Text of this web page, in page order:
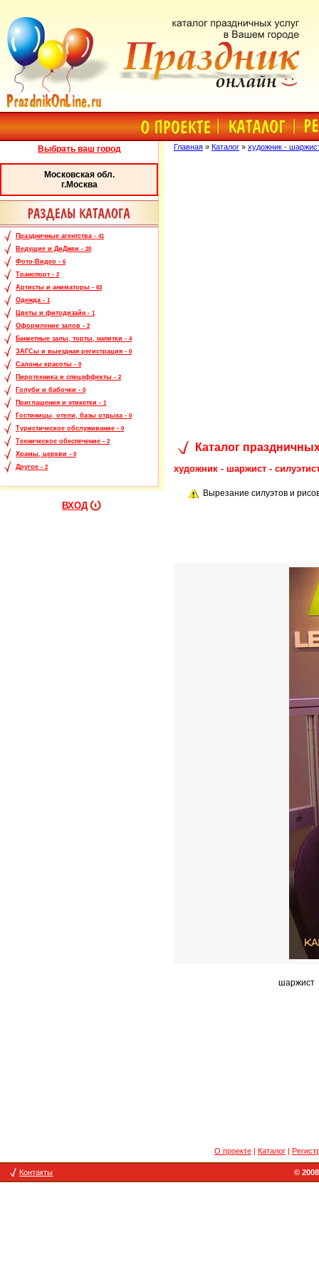
Выбрать ваш город
Московская обл.
г.Москва
Праздничные агентства - 41
Ведущие и ДиДжеи - 20
Фото-Видео - 6
Транспорт - 2
Артисты и аниматоры - 63
Одежда - 1
Цветы и фитодизайн - 1
Оформление залов - 2
Банкетные залы, торты, напитки - 4
ЗАГСы и выездная регистрация - 0
Салоны красоты - 0
Пиротехника и спецэффекты - 2
Голуби и бабочки - 0
Приглашения и этикетки - 1
Гостиницы, отели, базы отдыха - 0
Туристическое обслуживание - 0
Техническое обеспечение - 2
Храмы, церкви - 0
Другое - 2
ВХОД
Главная » Каталог » художник -
Каталог
художник - шаржист -
Вырезание силуэтов и
шаржист
О проекте Каталог
Контакты ©